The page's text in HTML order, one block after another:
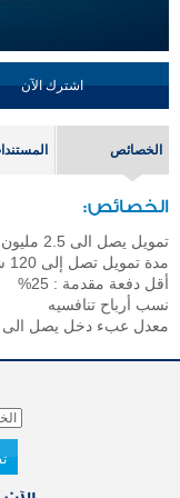
اشترك الآن
الخصائص
الخصائص:
تمويل يصل الى 2.5 مليون جنيه
مدة تمويل تصل إلى 120 شهر
أقل دفعة مقدمة : 25%
نسب أرباح تنافسيه
معدل عبء دخل يصل الى :